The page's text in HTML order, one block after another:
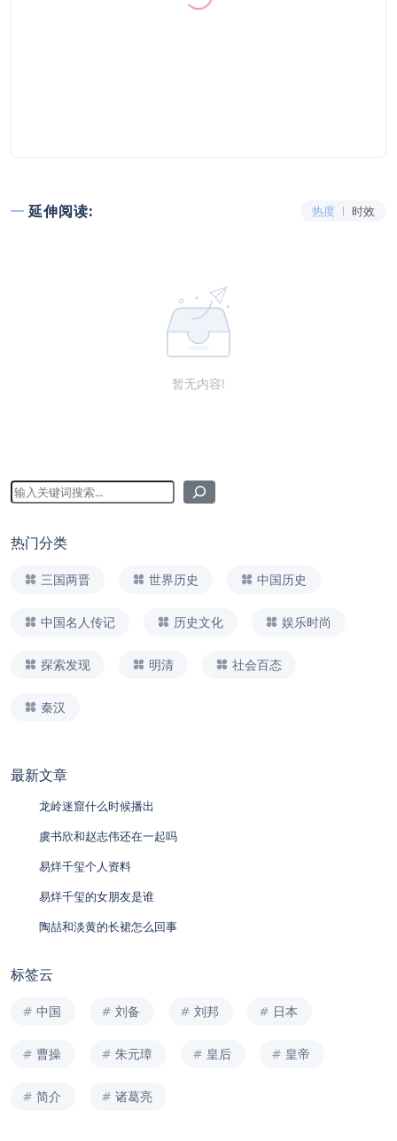
延伸阅读: 热度 时效
暂无内容!
热门分类
三国两晋 世界历史 中国历史
中国名人传记 历史文化 娱乐时尚
探索发现 明清 社会百态
秦汉
最新文章
龙岭迷窟什么时候播出
虞书欣和赵志伟还在一起吗
易烊千玺个人资料
易烊千玺的女朋友是谁
陶喆和淡黄的长裙怎么回事
标签云
中国 刘备 刘邦 日本
曹操 朱元璋 皇后 皇帝
简介 诸葛亮